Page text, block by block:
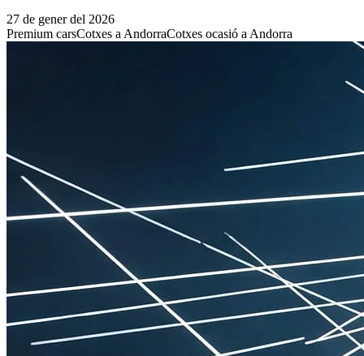
27 de gener del 2026
Premium carsCotxes a AndorraCotxes ocasió a Andorra